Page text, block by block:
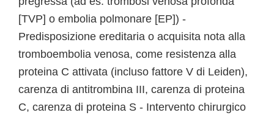
[TVP] o embolia polmonare [EP]) -
Predisposizione ereditaria o acquisita nota alla
tromboembolia venosa, come resistenza alla
proteina C attivata (incluso fattore V di Leiden),
carenza di antitrombina III, carenza di proteina
C, carenza di proteina S - Intervento chirurgico